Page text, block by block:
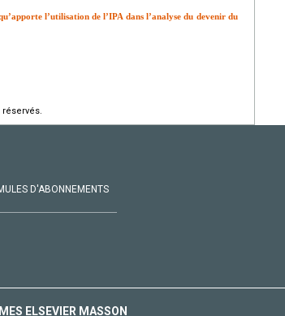
l’utilisation de l’IPA dans l’analyse du devenir du
D'ABONNEMENTS
ELSEVIER MASSON